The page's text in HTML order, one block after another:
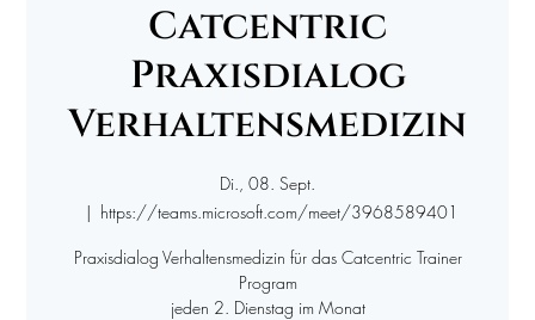
Catcentric
Praxisdialog
Verhaltensmedizin
Di., 08. Sept.
  |
https://teams.microsoft.com/meet/3968589401
Praxisdialog Verhaltensmedizin für das Catcentric Trainer
Program
jeden 2. Dienstag im Monat